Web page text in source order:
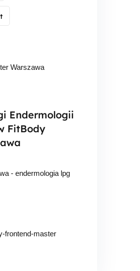
Endermologii
FitBody